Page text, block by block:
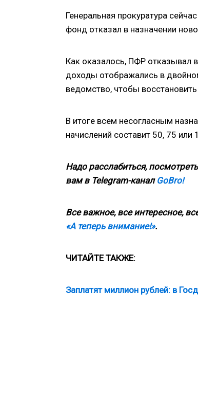
Генеральная прокуратура
фонд отказал в назначении
Как оказалось, ПФР отказывал
доходы отображались в
ведомство, чтобы
В итоге всем несогласным
начислений составит 50, 75
Надо расслабиться,
вам в Telegram-канал GoBro!
Все важное, все интересное,
«А теперь внимание!».
ЧИТАЙТЕ ТАКЖЕ:
Заплатят миллион рублей: в